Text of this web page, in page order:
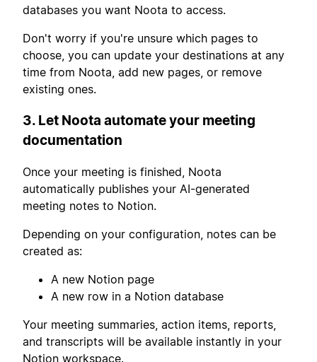
databases you want Noota to access.
Don't worry if you're unsure which pages to
choose, you can update your destinations at any
time from Noota, add new pages, or remove
existing ones.
3. Let Noota automate your meeting
documentation
Once your meeting is finished, Noota
automatically publishes your AI-generated
meeting notes to Notion.
Depending on your configuration, notes can be
created as:
A new Notion page
A new row in a Notion database
Your meeting summaries, action items, reports,
and transcripts will be available instantly in your
Notion workspace.